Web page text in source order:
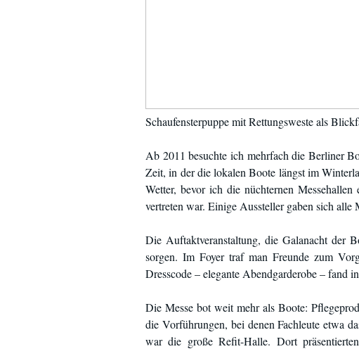
Schaufensterpuppe mit Rettungsweste als
Ab 2011 besuchte ich mehrfach die Berliner
Zeit, in der die lokalen Boote längst im
Wetter, bevor ich die nüchternen
vertreten war. Einige Aussteller gaben sich
Die Auftaktveranstaltung, die Galanacht der
sorgen. Im Foyer traf man Freunde zum
Dresscode – elegante Abendgarderobe – fand
Die Messe bot weit mehr als Boote:
die Vorführungen, bei denen Fachleute etwa
war die große Refit-Halle. Dort